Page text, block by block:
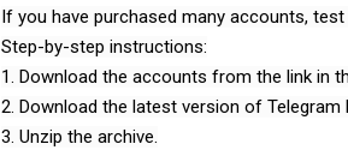
If you have purchased many accounts,
Step-by-step instructions:
1. Download the accounts from the link in
2. Download the latest version of Telegram
3. Unzip the archive.